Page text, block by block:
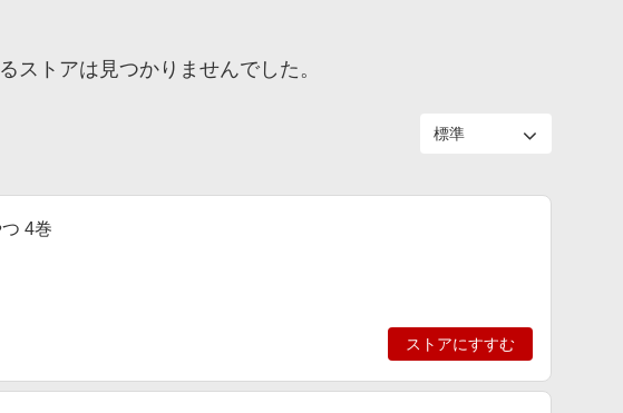
トアは見つかりませんでした。
4巻
ストアにすすむ